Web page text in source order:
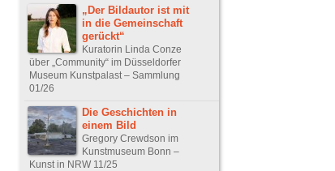
„Der Bildautor ist mit
in die Gemeinschaft
gerückt“
Kuratorin Linda Conze
über „Community“ im Düsseldorfer
Museum Kunstpalast – Sammlung
01/26
Die Geschichten in
einem Bild
Gregory Crewdson im
Kunstmuseum Bonn –
Kunst in NRW 11/25